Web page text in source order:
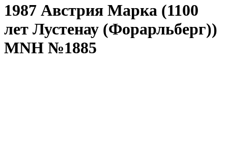
1987 Австрия Марка (1100
лет Лустенау (Форарльберг))
MNH №1885